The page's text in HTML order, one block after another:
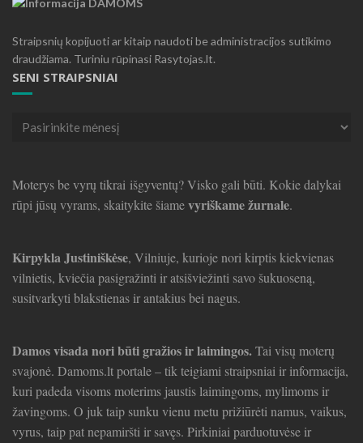
Straipsnių kopijuoti ar kitaip naudoti be administracijos sutikimo
draudžiama. Turiniu rūpinasi Rasytojas.lt.
SENI STRAIPSNIAI
Seni
Moterys be vyrų tikrai išgyventų? Visko gali būti. Kokie dalykai
rūpi jūsų vyrams, skaitykite šiamevyriškame žurnale.
Kirpykla Justiniškėse, Vilniuje, kurioje nori kirptis kiekvienas
vilnietis, kviečia pasigražinti ir atsišviežinti savo šukuoseną,
susitvarkyti blakstienas ir antakius bei nagus.
Damos visada nori būti gražios ir laimingos.Tai visų moterų
svajonė. Damoms.lt portale – tik teigiami straipsniai ir informacija,
kuri padeda visoms moterims jaustis laimingoms, mylimoms ir
žavingoms. O juk taip sunku vienu metu prižiūrėti namus, vaikus,
vyrus, taip pat nepamiršti ir savęs. Pirkiniai parduotuvėse ir